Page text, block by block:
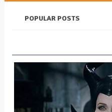
POPULAR POSTS